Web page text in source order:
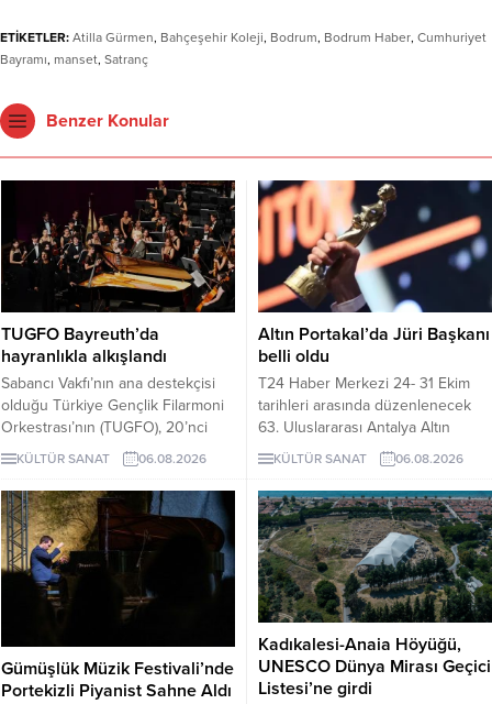
ETİKETLER: Atilla Gürmen, Bahçeşehir Koleji, Bodrum, Bodrum Haber, Cumhuriyet
Bayramı, manset, Satranç
Benzer Konular
TUGFO Bayreuth’da
hayranlıkla alkışlandı
Sabancı Vakfı’nın ana destekçisi
olduğu Türkiye Gençlik Filarmoni
Orkestrası’nın (TUGFO), 20’nci
Avrupa turnesi Almanya’nın ünlü
besteci Wagner ile 1852’de
kurulan ünlü piyano atölyesi
Steingraeber ile tanınan klasik
müzik merkezi Bayreuth da
başladı.
KÜLTÜR SANAT 06.08.2026
Altın Portakal’da Jüri Başkanı
belli oldu
T24 Haber Merkezi 24- 31 Ekim
tarihleri arasında düzenlenecek
63. Uluslararası Antalya Altın
Portakal Film Festivali'nin Jüri
Başkanı, yönetmen Derviş Zaim
oldu. 63. Uluslararası Antalya Altın
Portakal Film Festivali'nde Ulusal
Uzun Metraj Film ...
KÜLTÜR SANAT 06.08.2026
Gümüşlük Müzik Festivali’nde
Portekizli Piyanist Sahne Aldı
Kadıkalesi-Anaia Höyüğü,
UNESCO Dünya Mirası Geçici
Listesi’ne girdi